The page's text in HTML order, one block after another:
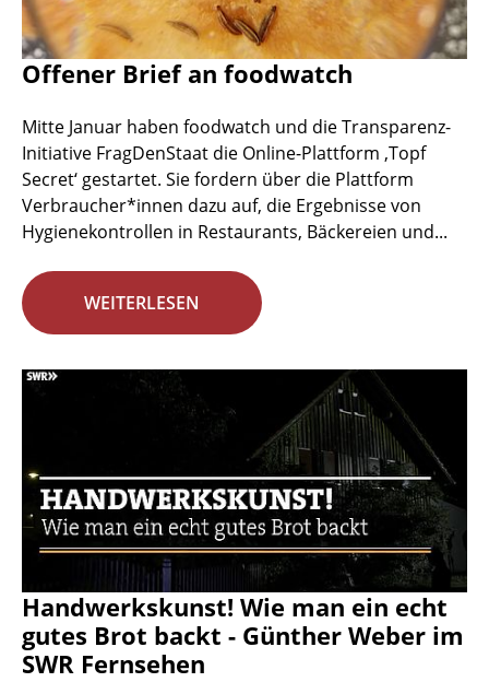
Offener Brief an foodwatch
Mitte Januar haben foodwatch und die Transparenz-
Initiative FragDenStaat die Online-Plattform ‚Topf
Secret‘ gestartet. Sie fordern über die Plattform
Verbraucher*innen dazu auf, die Ergebnisse von
Hygienekontrollen in Restaurants, Bäckereien und...
WEITERLESEN
Handwerkskunst! Wie man ein echt
gutes Brot backt - Günther Weber im
SWR Fernsehen